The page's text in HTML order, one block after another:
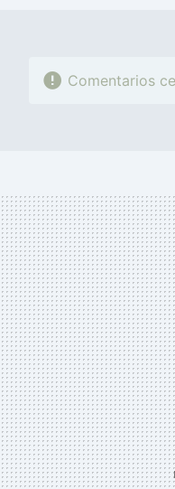
Comentarios